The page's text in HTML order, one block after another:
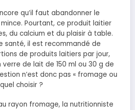
qu’il faut abandonner le
Pourtant, ce produit laitier
du calcium et du plaisir à table.
santé, il est recommandé de
de produits laitiers par jour,
de lait de 150 ml ou 30 g de
n’est donc pas « fromage ou
choisir ?
rayon fromage, la nutritionniste